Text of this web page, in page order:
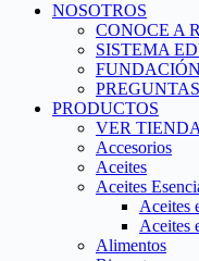
NOSOTROS
CONOCE A
SISTEMA
PRODUCTOS
VER TIENDA
Accesorios
Aceites
Aceites
Aceites
Aceites
Alimentos